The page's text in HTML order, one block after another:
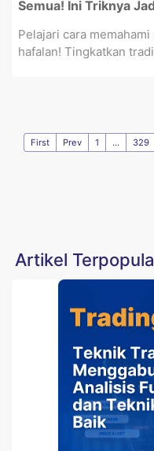
Semua! Ini Triknya
Pelajari cara
hafalan! Tingkatkan
First Prev 1 ... 329
Artikel